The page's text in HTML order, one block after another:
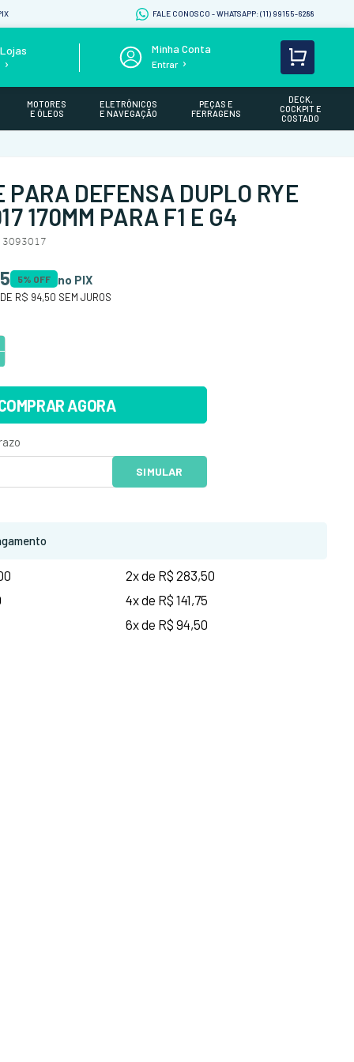
FALE CONOSCO - WHATSAPP: (11) 99155-6288
Entrar
MOTORES
E ÓLEOS
ELETRÔNICOS
E NAVEGAÇÃO
PEÇAS E
FERRAGENS
DECK,
COCKPIT E
COSTADO
PARA DEFENSA DUPLO RYE
170MM PARA F1 E G4
3093017
5% OFF no PIX
R$ 94,50 SEM JUROS
AGORA
2x de R$ 283,50
4x de R$ 141,75
6x de R$ 94,50